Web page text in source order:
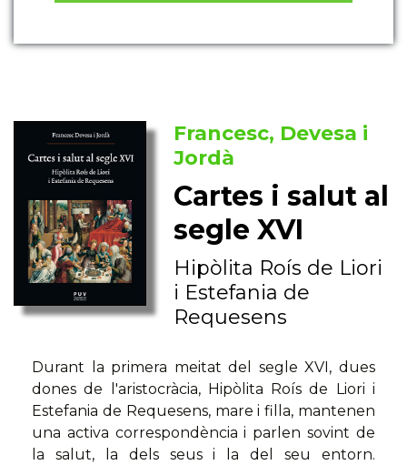
Francesc, Devesa i
Jordà
Cartes i salut al
segle XVI
Hipòlita Roís de Liori
i Estefania de
Requesens
Durant la primera meitat del segle XVI, dues
dones de l'aristocràcia, Hipòlita Roís de Liori i
Estefania de Requesens, mare i filla, mantenen
una activa correspondència i parlen sovint de
la salut, la dels seus i la del seu entorn.